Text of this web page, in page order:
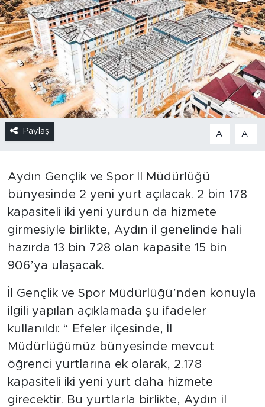
Paylaş A- A+
Aydın Gençlik ve Spor İl Müdürlüğü
bünyesinde 2 yeni yurt açılacak. 2 bin 178
kapasiteli iki yeni yurdun da hizmete
girmesiyle birlikte, Aydın il genelinde hali
hazırda 13 bin 728 olan kapasite 15 bin
906’ya ulaşacak.
İl Gençlik ve Spor Müdürlüğü’nden konuyla
ilgili yapılan açıklamada şu ifadeler
kullanıldı: “ Efeler ilçesinde, İl
Müdürlüğümüz bünyesinde mevcut
öğrenci yurtlarına ek olarak, 2.178
kapasiteli iki yeni yurt daha hizmete
girecektir. Bu yurtlarla birlikte, Aydın il